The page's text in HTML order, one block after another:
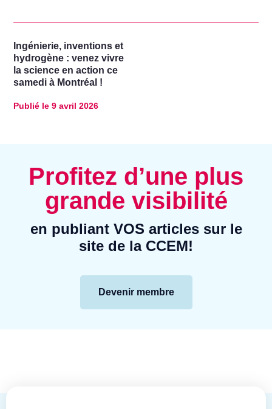
Ingénierie, inventions et
hydrogène : venez vivre
la science en action ce
samedi à Montréal !
Publié le 9 avril 2026
Profitez d’une plus
grande visibilité
en publiant VOS articles sur le
site de la CCEM!
Devenir membre